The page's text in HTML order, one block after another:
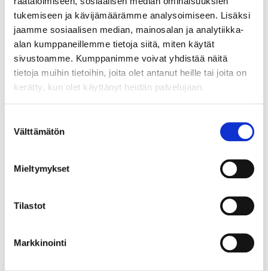
tukemiseen ja kävijämäärämme analysoimiseen. Lisäksi
jaamme sosiaalisen median, mainosalan ja analytiikka-
alan kumppaneillemme tietoja siitä, miten käytät
sivustoamme. Kumppanimme voivat yhdistää näitä
tietoja muihin tietoihin, joita olet antanut heille tai joita on
kerätty, kun olet käyttänyt heidän palvelujaan.
valinta
Välttämätön
Mieltymykset
Tilastot
Markkinointi
12.8.2026 21:00:30